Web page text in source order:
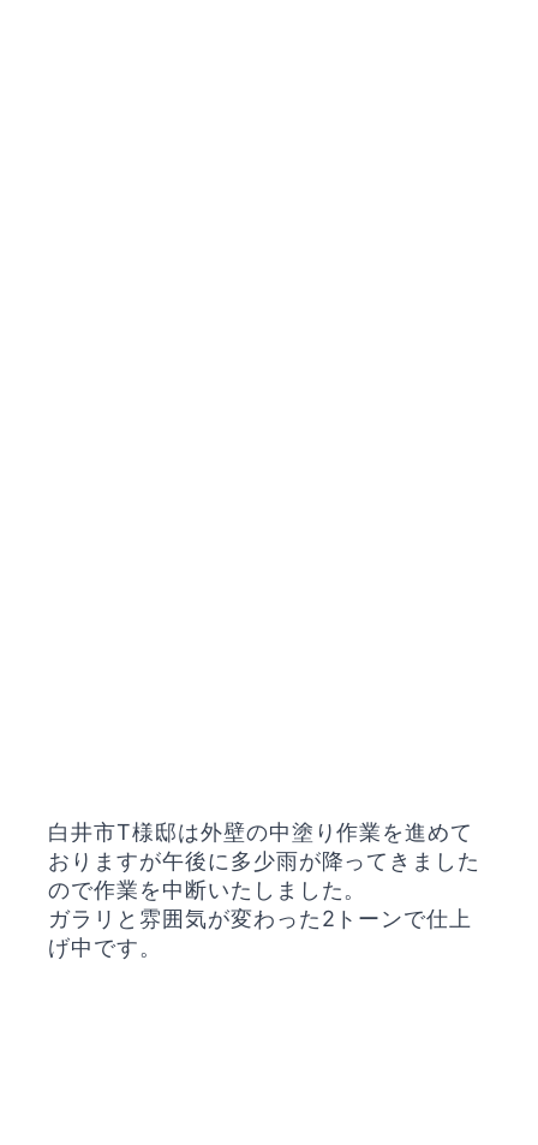
白井市T様邸は外壁の中塗り作業を進めて
おりますが午後に多少雨が降ってきました
ので作業を中断いたしました。
ガラリと雰囲気が変わった2トーンで仕上
げ中です。